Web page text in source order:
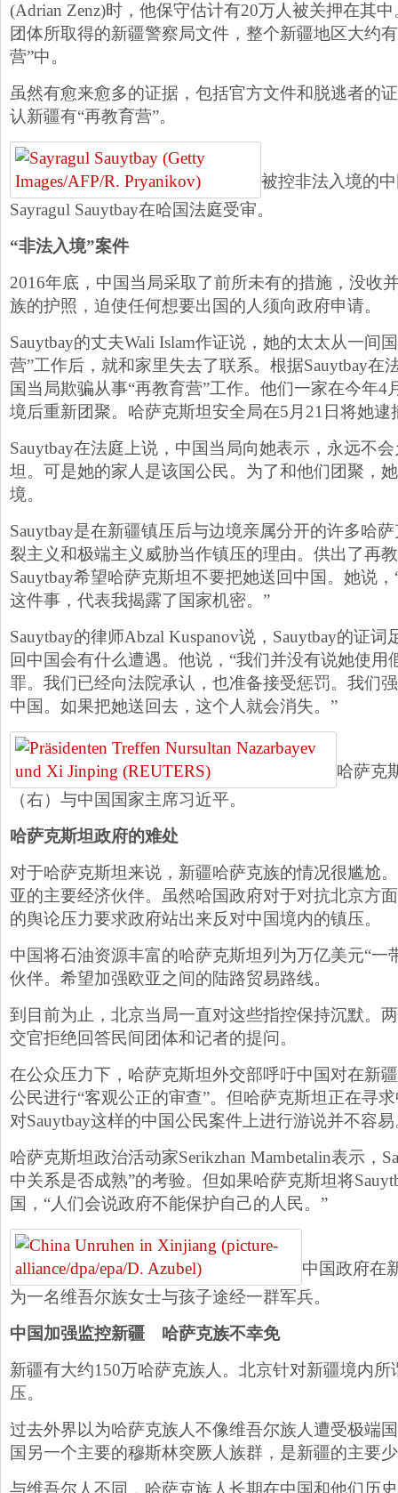
(Adrian Zenz)时，他保守估计有20万人被关押在其
团体所取得的新疆警察局文件，整个新疆地区大约
营”中。
虽然有愈来愈多的证据，包括官方文件和脱逃者的
认新疆有“再教育营”。
被控非法入境的
Sayragul Sauytbay在哈国法庭受审。
“非法入境”案件
2016年底，中国当局采取了前所未有的措施，没收
族的护照，迫使任何想要出国的人须向政府申请。
Sauytbay的丈夫Wali Islam作证说，她的太太从一间
营”工作后，就和家里失去了联系。根据Sauytbay在
国当局欺骗从事“再教育营”工作。他们一家在今年4
境后重新团聚。哈萨克斯坦安全局在5月21日将她逮
Sauytbay在法庭上说，中国当局向她表示，永远不
坦。可是她的家人是该国公民。为了和他们团聚，
境。
Sauytbay是在新疆镇压后与边境亲属分开的许多哈
裂主义和极端主义威胁当作镇压的理由。供出了再
Sauytbay希望哈萨克斯坦不要把她送回中国。她说
这件事，代表我揭露了国家机密。”
Sauytbay的律师Abzal Kuspanov说，Sauytbay的证
回中国会有什么遭遇。他说，“我们并没有说她使用
罪。我们已经向法院承认，也准备接受惩罚。我们
中国。如果把她送回去，这个人就会消失。”
哈萨克
（右）与中国国家主席习近平。
哈萨克斯坦政府的难处
对于哈萨克斯坦来说，新疆哈萨克族的情况很尴尬
亚的主要经济伙伴。虽然哈国政府对于对抗北京方
的舆论压力要求政府站出来反对中国境内的镇压。
中国将石油资源丰富的哈萨克斯坦列为万亿美元“一
伙伴。希望加强欧亚之间的陆路贸易路线。
到目前为止，北京当局一直对这些指控保持沉默。
交官拒绝回答民间团体和记者的提问。
在公众压力下，哈萨克斯坦外交部呼吁中国对在新
公民进行“客观公正的审查”。但哈萨克斯坦正在寻
对Sauytbay这样的中国公民案件上进行游说并不容
哈萨克斯坦政治活动家Serikzhan Mambetalin表示，
中关系是否成熟”的考验。但如果哈萨克斯坦将
国，“人们会说政府不能保护自己的人民。”
中国政府在
为一名维吾尔族女士与孩子途经一群军兵。
中国加强监控新疆 哈萨克族不幸免
新疆有大约150万哈萨克族人。北京针对新疆境内
压。
过去外界以为哈萨克族人不像维吾尔族人遭受极端
国另一个主要的穆斯林突厥人族群，是新疆的主要
与维吾尔人不同，哈萨克族人长期在中国和他们历